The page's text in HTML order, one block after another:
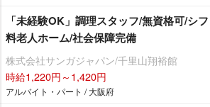
「未経験OK」調理スタッフ/無資格可/シ
料老人ホーム/社会保障完備
株式会社サンガジャパン/千里山翔裕館
時給1,220円～1,420円
アルバイト・パート / 大阪府